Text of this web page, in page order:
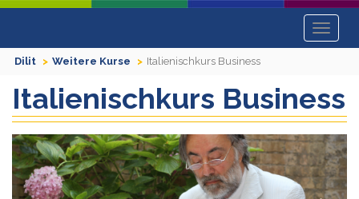
Toggle
Dilit
Weitere Kurse Italienischkurs Business
Italienischkurs Business
Previous Next